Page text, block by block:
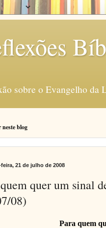
sobre o Evangelho da
neste blog
21 de julho de 2008
quer um sinal
08)
Para quem